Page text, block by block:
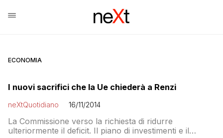
ECONOMIA
I nuovi sacrifici che la Ue chiederà a Renzi
neXtQuotidiano 16/11/2014
La Commissione verso la richiesta di ridurre
ulteriormente il deficit. Il piano di investimenti e il